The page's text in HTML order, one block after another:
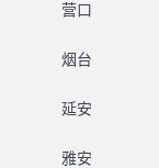
营口
烟台
延安
雅安